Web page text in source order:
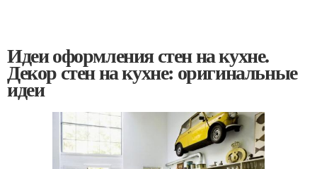
Идеи оформления стен на кухне.
Декор стен на кухне: оригинальные
идеи